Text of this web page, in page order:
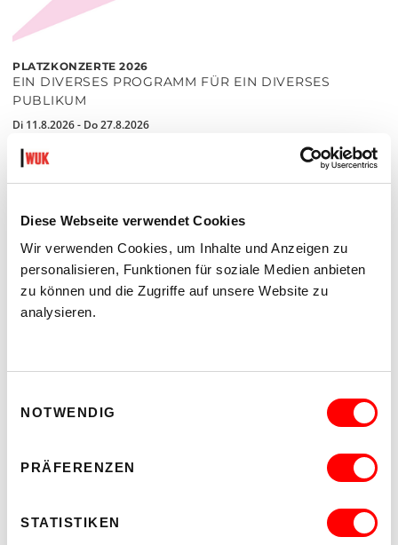
Diese Webseite verwendet Cookies
Wir verwenden Cookies, um Inhalte und Anzeigen zu
personalisieren, Funktionen für soziale Medien anbieten
zu können und die Zugriffe auf unsere Website zu
analysieren.
NOTWENDIG
PRÄFERENZEN
STATISTIKEN
PLATZKONZERTE 2026
EIN DIVERSES PROGRAMM FÜR EIN DIVERSES
PUBLIKUM
Di 11.8.2026 - Do 27.8.2026
Hof
MEHR LESEN